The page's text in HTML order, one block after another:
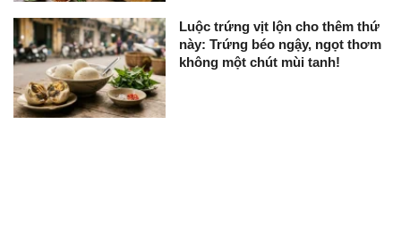
Luộc trứng vịt lộn cho thêm thứ
này: Trứng béo ngậy, ngọt thơm
không một chút mùi tanh!